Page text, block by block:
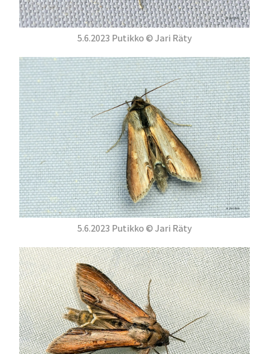
5.6.2023 Putikko © Jari Räty
5.6.2023 Putikko © Jari Räty